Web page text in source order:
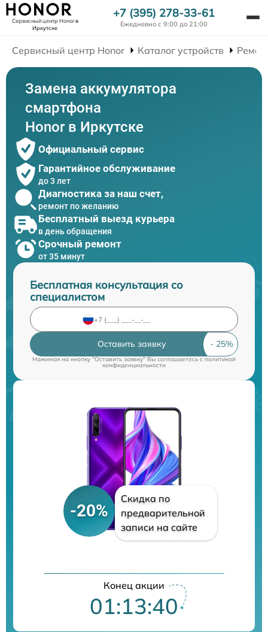
Сервисный центр Honorв
Иркутске
+7 (395) 278-33-61
Ежедневно с 9:00 до 21:00
Сервисный центр Honor Каталог устройств
Замена аккумулятора
смартфона
Honor в Иркутске
Официальный сервис
Гарантийное обслуживание
до 3 лет
Диагностика за наш счет,
ремонт по желанию
Бесплатный выезд курьера
в день обращения
Срочный ремонт
от 35 минут
Бесплатная консультация со
специалистом
Оставить заявку
Нажимая на кнопку "Оставить заявку" Вы соглашаетесь cполитикой
конфиденциальности
-20%
Скидка по
предварительной
записи на сайте
Конец акции
01:13:39